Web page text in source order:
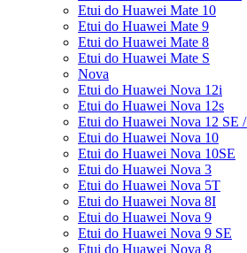
Etui do Huawei Mate 10
Etui do Huawei Mate 9
Etui do Huawei Mate 8
Etui do Huawei Mate S
Nova
Etui do Huawei Nova 12i
Etui do Huawei Nova 12s
Etui do Huawei Nova 12 SE /
Etui do Huawei Nova 10
Etui do Huawei Nova 10SE
Etui do Huawei Nova 3
Etui do Huawei Nova 5T
Etui do Huawei Nova 8I
Etui do Huawei Nova 9
Etui do Huawei Nova 9 SE
Etui do Huawei Nova 8